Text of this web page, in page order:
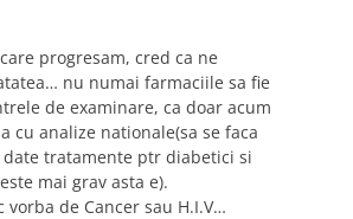
progresam, cred ca ne
nu numai farmaciile sa fie
de examinare, ca doar acum
cu analize nationale(sa se faca
date tratamente ptr diabetici si
mai grav asta e).
vorba de Cancer sau H.I.V…